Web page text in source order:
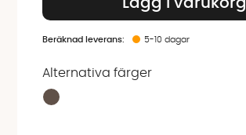
5-10 dagar
Alternativa färger
Finns även i dessa färger: